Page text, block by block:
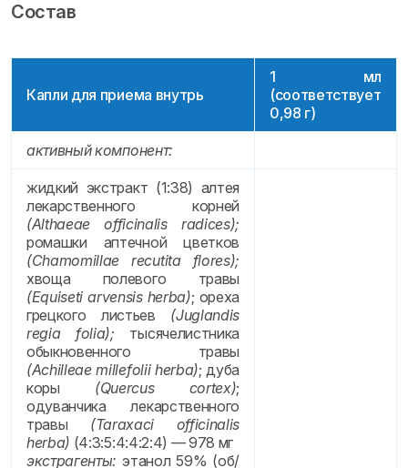
Состав
Капли для приема внутрь
1 мл
(соответствует
0,98 г)
активный компонент:
жидкий экстракт (1:38) алтея
лекарственного корней
(Althaeae officinalis radices);
ромашки аптечной цветков
(Сhamomillae recutita flores);
хвоща полевого травы
(Equiseti arvensis herba); ореха
грецкого листьев (Juglandis
regia folia); тысячелистника
обыкновенного травы
(Achilleae millefolii herba); дуба
коры (Quercus cortex);
одуванчика лекарственного
травы (Taraxaci officinalis
herba) (4:3:5:4:4:2:4) — 978 мг
экстрагенты: этанол 59% (об/